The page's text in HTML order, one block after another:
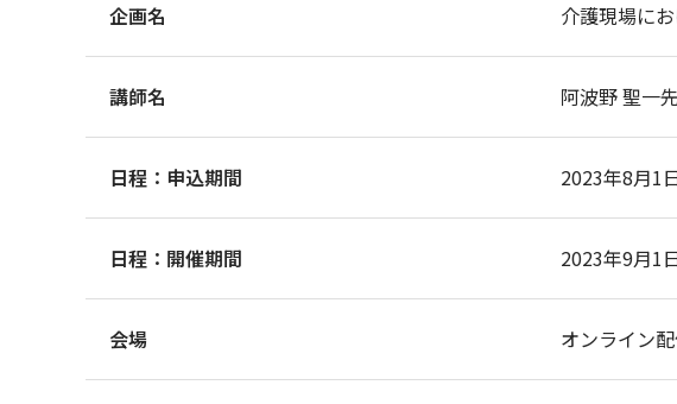
企画名 介護現場に
講師名 阿波野 聖一
日程：申込期間 2023年8月1
日程：開催期間 2023年9月1
会場 オンライン